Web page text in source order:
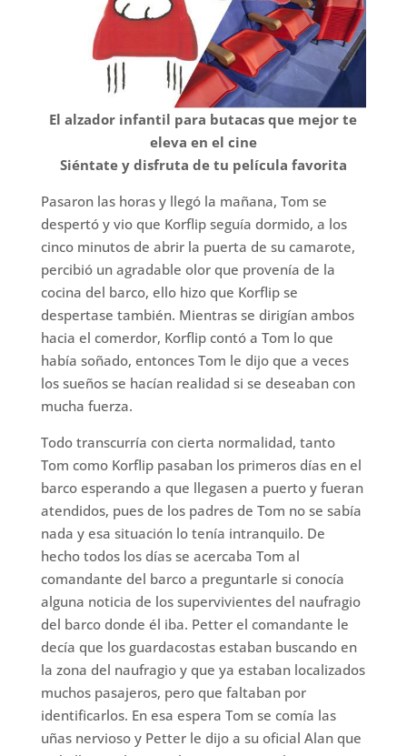
El alzador infantil para butacas que mejor te
eleva en el cine
Siéntate y disfruta de tu película favorita
Pasaron las horas y llegó la mañana, Tom se
despertó y vio que Korflip seguía dormido, a los
cinco minutos de abrir la puerta de su camarote,
percibió un agradable olor que provenía de la
cocina del barco, ello hizo que Korflip se
despertase también. Mientras se dirigían ambos
hacia el comerdor, Korflip contó a Tom lo que
había soñado, entonces Tom le dijo que a veces
los sueños se hacían realidad si se deseaban con
mucha fuerza.
Todo transcurría con cierta normalidad, tanto
Tom como Korflip pasaban los primeros días en el
barco esperando a que llegasen a puerto y fueran
atendidos, pues de los padres de Tom no se sabía
nada y esa situación lo tenía intranquilo. De
hecho todos los días se acercaba Tom al
comandante del barco a preguntarle si conocía
alguna noticia de los supervivientes del naufragio
del barco donde él iba. Petter el comandante le
decía que los guardacostas estaban buscando en
la zona del naufragio y que ya estaban localizados
muchos pasajeros, pero que faltaban por
identificarlos. En esa espera Tom se comía las
uñas nervioso y Petter le dijo a su oficial Alan que